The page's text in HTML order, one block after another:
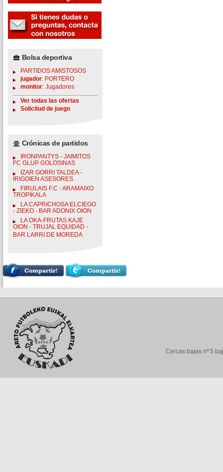
Bolsa deportiva
PARTIDOS AMISTOSOS
jugador: PORTERO
monitor: Jugadores
Ver todas las ofertas
Solicitud de juego
Crónicas de partidos
IRONPANTYS - JAIMITOS
FC GLUP GOLOSINAS
IZAR GORRI TALDEA -
IRIGOIEN ASESORES
FIRULAIS F.C - ARAMAIXO
TROPIKALA
LA CAPRICHOSA ELCIEGO
- ZIEKO - BAR ADONIX OION
LA OKA-FRUTAS KAJE
OION - TRUJAL EQUIDAD -
BAR LARRI DE MOREDA
Cercas bajas nº 5